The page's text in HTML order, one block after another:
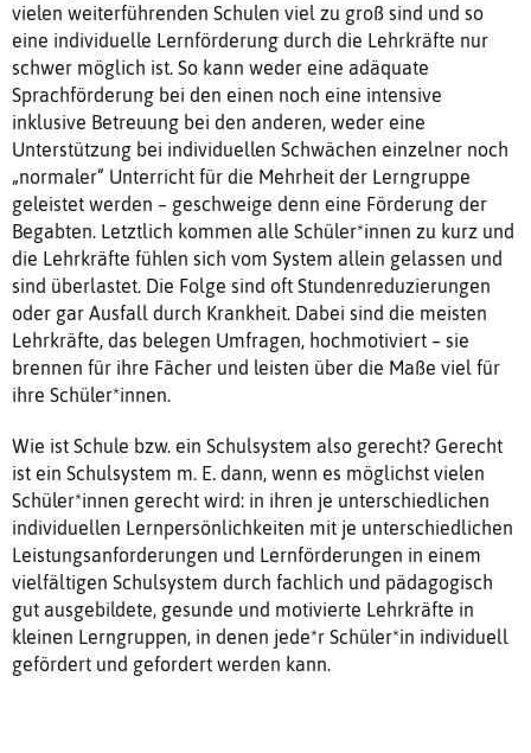
vielen weiterführenden Schulen viel zu groß sind und so
eine individuelle Lernförderung durch die Lehrkräfte nur
schwer möglich ist. So kann weder eine adäquate
Sprachförderung bei den einen noch eine intensive
inklusive Betreuung bei den anderen, weder eine
Unterstützung bei individuellen Schwächen einzelner noch
„normaler“ Unterricht für die Mehrheit der Lerngruppe
geleistet werden – geschweige denn eine Förderung der
Begabten. Letztlich kommen alle Schüler*innen zu kurz und
die Lehrkräfte fühlen sich vom System allein gelassen und
sind überlastet. Die Folge sind oft Stundenreduzierungen
oder gar Ausfall durch Krankheit. Dabei sind die meisten
Lehrkräfte, das belegen Umfragen, hochmotiviert – sie
brennen für ihre Fächer und leisten über die Maße viel für
ihre Schüler*innen.
Wie ist Schule bzw. ein Schulsystem also gerecht? Gerecht
ist ein Schulsystem m. E. dann, wenn es möglichst vielen
Schüler*innen gerecht wird: in ihren je unterschiedlichen
individuellen Lernpersönlichkeiten mit je unterschiedlichen
Leistungsanforderungen und Lernförderungen in einem
vielfältigen Schulsystem durch fachlich und pädagogisch
gut ausgebildete, gesunde und motivierte Lehrkräfte in
kleinen Lerngruppen, in denen jede*r Schüler*in individuell
gefördert und gefordert werden kann.